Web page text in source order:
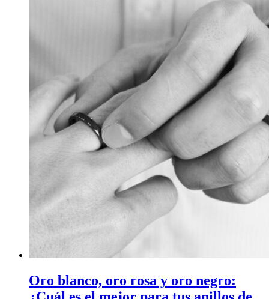
Oro blanco, oro rosa y oro negro: